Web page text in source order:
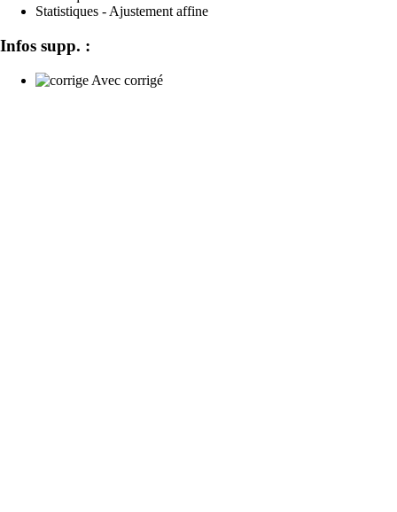
Statistiques - Ajustement affine
Infos supp. :
Avec corrigé